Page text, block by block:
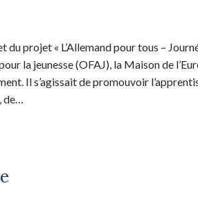
du projet « L’Allemand pour tous –
la jeunesse (OFAJ), la Maison de
Il s’agissait de promouvoir
de…